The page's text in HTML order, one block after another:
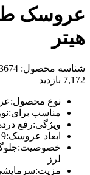
عروسک
هیتر
شناسه محصول: 1
7,172 بازدید
نوع
مناسب
ویژگی:رفع
ابعاد عروسک:19 * 14 سانتی متر
لرز